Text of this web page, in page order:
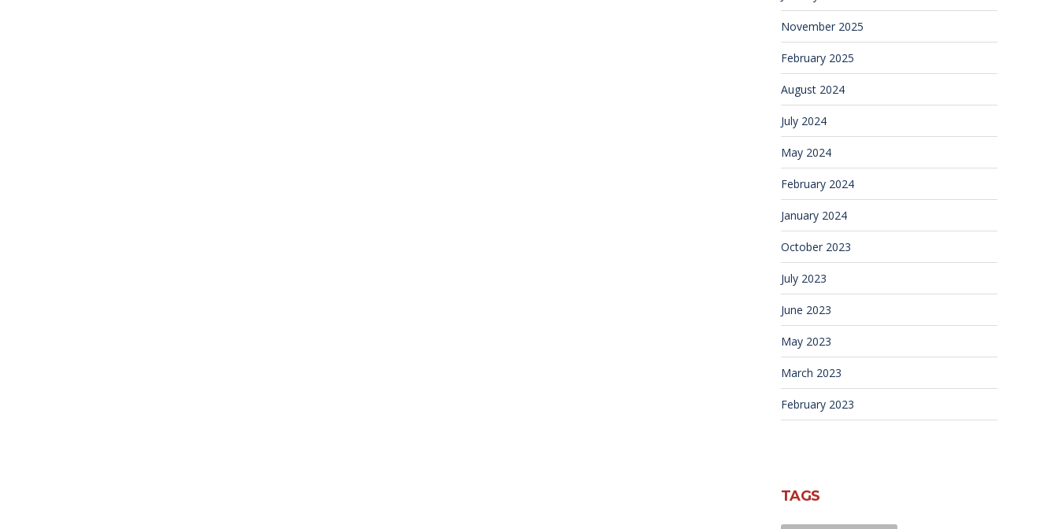
November 2025
February 2025
August 2024
July 2024
May 2024
February 2024
January 2024
October 2023
July 2023
June 2023
May 2023
March 2023
February 2023
TAGS